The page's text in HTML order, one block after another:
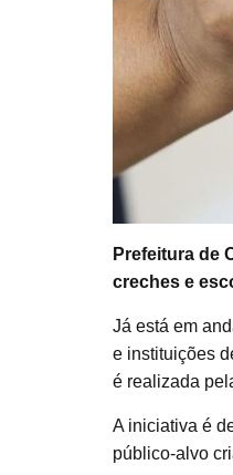
Prefeitura de
creches e
Já está em
e instituições
é realizada
A iniciativa é
público-alvo